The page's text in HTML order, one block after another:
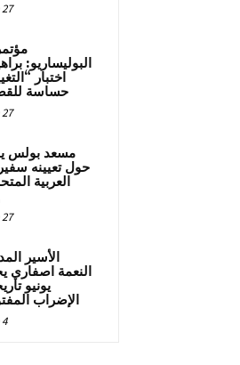
27 de يونيو de 2026
البوليساريو:
اختبار
حساسة
27 de يونيو de 2026
مسعد بولس
حول تعيينه
العربية
27 de يونيو de 2026
الأسير
النعمة اصفاري
يونيو
الإضراب
4 de يونيو de 2026